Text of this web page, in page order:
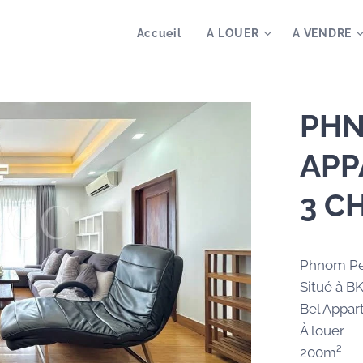
Accueil A LOUER A VENDRE
3
Phnom
Situé à
Bel
À louer
200m²